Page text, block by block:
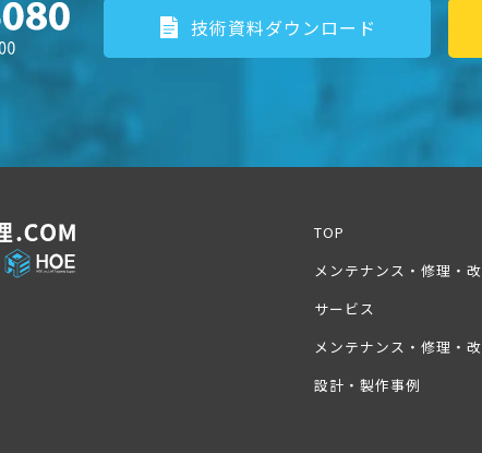
技術資料ダウンロード
TOP
メンテナンス・修理・
サービス
メンテナンス・修理・
設計・製作事例